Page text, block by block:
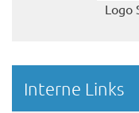
Logo
Interne Links